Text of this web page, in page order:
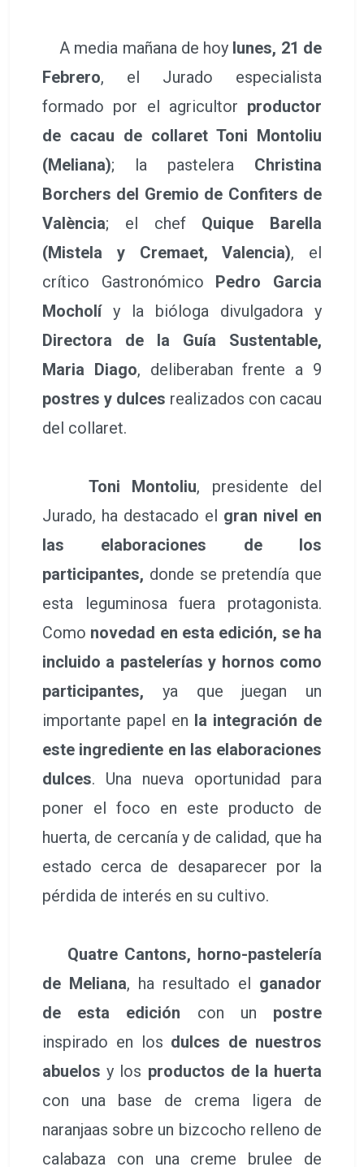
A media mañana de hoy lunes, 21 de
Febrero, el Jurado especialista
formado por el agricultor productor
de cacau de collaret Toni Montoliu
(Meliana); la pastelera Christina
Borchers del Gremio de Confiters de
València; el chefQuique Barella
(Mistela y Cremaet, Valencia), el
crítico Gastronómico Pedro Garcia
Mocholí y la bióloga divulgadora y
Directora de la Guía Sustentable,
Maria Diago, deliberaban frente a 9
postres y dulces realizados con cacau
del collaret.
Toni Montoliu, presidente del
Jurado, ha destacado el gran nivel en
las elaboraciones de los
participantes, donde se pretendía que
esta leguminosa fuera protagonista.
Como novedad en esta edición, se ha
incluido a pastelerías y hornos como
participantes, ya que juegan un
importante papel en la integración de
este ingrediente en las elaboraciones
dulces. Una nueva oportunidad para
poner el foco en este producto de
huerta, de cercanía y de calidad, que ha
estado cerca de desaparecer por la
pérdida de interés en su cultivo.
Quatre Cantons, horno-pastelería
de Meliana, ha resultado el ganador
de esta edición con un postre
inspirado en los dulces de nuestros
abuelos y los productos de la huerta
con una base de crema ligera de
naranjaas sobre un bizcocho relleno de
calabaza con una creme brulee de